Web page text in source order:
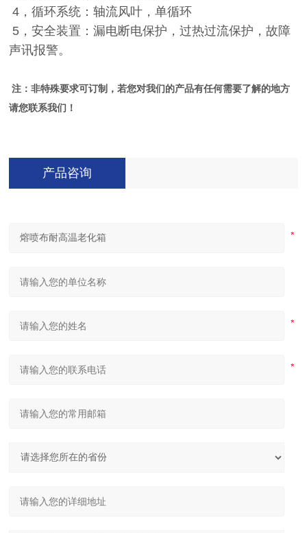
4，循环系统：轴流风叶，单循环
5，安全装置：漏电断电保护，过热过流保护，故障
声讯报警。
注：非特殊要求可订制，若您对我们的产品有任何需要了解的地方
请您联系我们！
产品咨询